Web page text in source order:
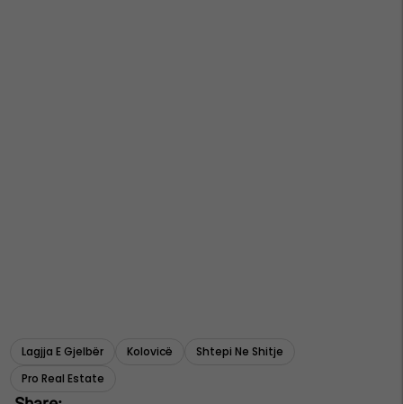
Lagjja E Gjelbër Kolovicë
Shtepi Ne Shitje
Pro Real Estate